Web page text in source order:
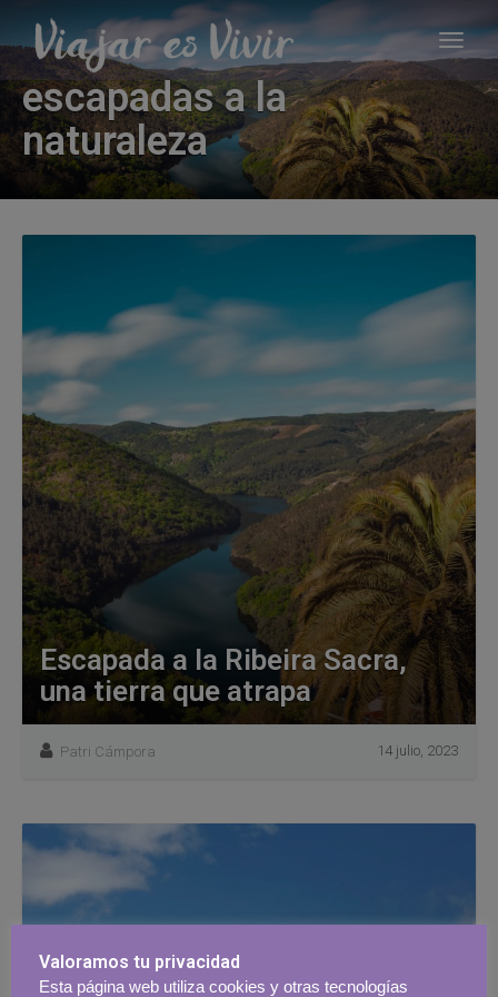
escapadas a la
naturaleza
Escapada a la Ribeira Sacra,
una tierra que atrapa
Patri Cámpora 14 julio, 2023
Valoramos tu privacidad
Esta página web utiliza cookies y otras tecnologías